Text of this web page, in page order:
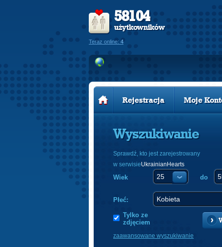
58104
użytkowników
Teraz online: 4
Rejestracja Moje
Wyszukiwanie
Sprawdź, kto jest zarejestrowany
w serwisieUkrainianHearts
Wiek do
Płeć:
Tylko ze
zdjęciem
zaawansowane wyszukiwanie